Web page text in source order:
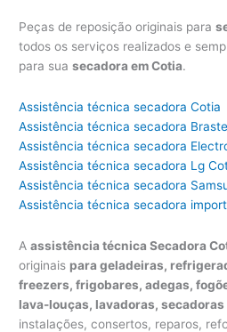
Peças de reposição originais para
todos os serviços realizados e
para suasecadora em Cotia.
Assistência técnica secadora Cotia
Assistência técnica secadora
Assistência técnica secadora
Assistência técnica secadora Lg
Assistência técnica secadora
Assistência técnica secadora
Aassistência técnica Secadora
originais para geladeiras,
freezers, frigobares, adegas,
lava-louças, lavadoras, secadoras
instalações, consertos, reparos,